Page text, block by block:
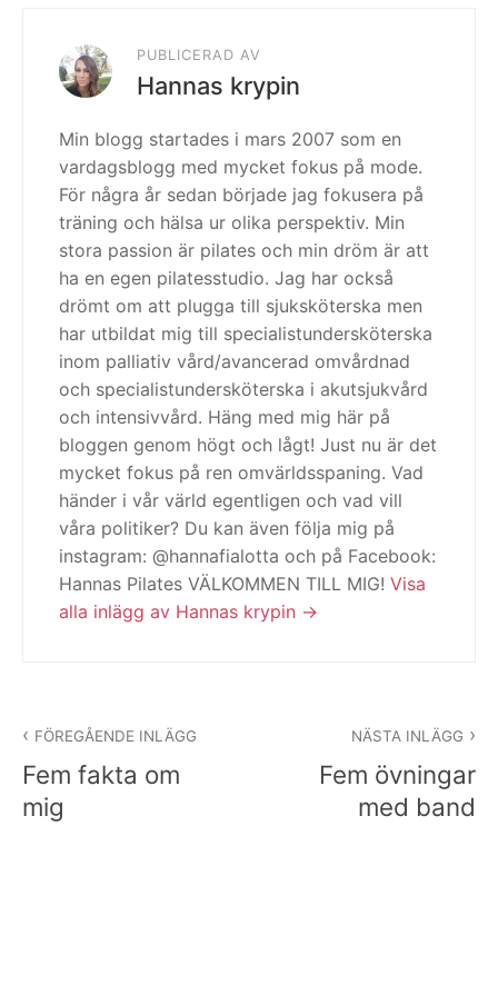
PUBLICERAD AV
Hannas krypin
Min blogg startades i mars 2007 som en
vardagsblogg med mycket fokus på mode.
För några år sedan började jag fokusera på
träning och hälsa ur olika perspektiv. Min
stora passion är pilates och min dröm är att
ha en egen pilatesstudio. Jag har också
drömt om att plugga till sjuksköterska men
har utbildat mig till specialistundersköterska
inom palliativ vård/avancerad omvårdnad
och specialistundersköterska i akutsjukvård
och intensivvård. Häng med mig här på
bloggen genom högt och lågt! Just nu är det
mycket fokus på ren omvärldsspaning. Vad
händer i vår värld egentligen och vad vill
våra politiker? Du kan även följa mig på
instagram: @hannafialotta och på Facebook:
Hannas Pilates VÄLKOMMEN TILL MIG! Visa
alla inlägg av Hannas krypin
FÖREGÅENDE INLÄGG
Fem fakta om
mig
NÄSTA INLÄGG
Fem övningar
med band